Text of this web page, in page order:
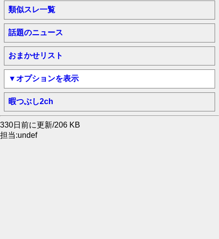
類似スレ一覧
話題のニュース
おまかせリスト
▼オプションを表示
暇つぶし2ch
330日前に更新/206 KB
担当:undef